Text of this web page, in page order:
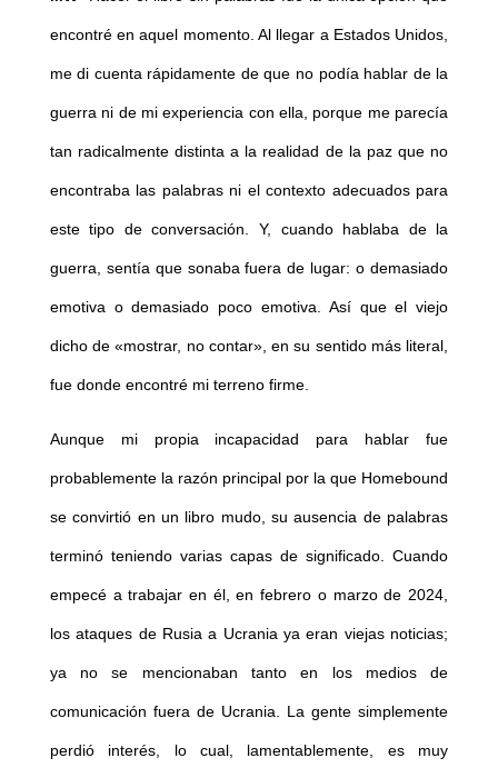
encontré en aquel momento. Al llegar a Estados Unidos,
me di cuenta rápidamente de que no podía hablar de la
guerra ni de mi experiencia con ella, porque me parecía
tan radicalmente distinta a la realidad de la paz que no
encontraba las palabras ni el contexto adecuados para
este tipo de conversación. Y, cuando hablaba de la
guerra, sentía que sonaba fuera de lugar: o demasiado
emotiva o demasiado poco emotiva. Así que el viejo
dicho de «mostrar, no contar», en su sentido más literal,
fue donde encontré mi terreno firme.
Aunque mi propia incapacidad para hablar fue
probablemente la razón principal por la que Homebound
se convirtió en un libro mudo, su ausencia de palabras
terminó teniendo varias capas de significado. Cuando
empecé a trabajar en él, en febrero o marzo de 2024,
los ataques de Rusia a Ucrania ya eran viejas noticias;
ya no se mencionaban tanto en los medios de
comunicación fuera de Ucrania. La gente simplemente
perdió interés, lo cual, lamentablemente, es muy